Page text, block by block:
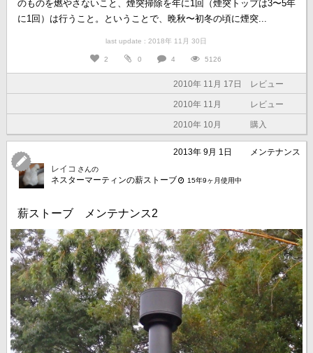
のものを燃やさないこと、煙突掃除を年に1回（煙突トップは3〜5年
に1回）は行うこと。ということで、晩秋〜初冬の頃に煙突...
last update : 2018年 11月 30日
2 0 4 5126
2010年 11月 17日 レビュー
2010年 11月 レビュー
2010年 10月 購入
2013年 9月 1日
メンテナンス
レイコ さんの
ネスターマーティンの薪ストーブ 15年9ヶ月使用中
薪ストーブ メンテナンス2